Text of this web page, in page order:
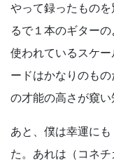
やって録ったもの
るで１本のギター
使われているスケ
ードはかなりのも
の才能の高さが窺い
あと、僕は幸運に
た。あれは（コネ